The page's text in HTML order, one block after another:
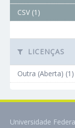
CSV (1)
LICENÇAS
Outra (Aberta) (1)
Universidade